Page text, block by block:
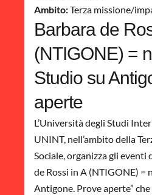
Ambito:Terza missione/
Barbara de
(NTIGONE) =
Studio su
aperte
L’Università degli Studi
UNINT, nell’ambito della
Sociale, organizza gli eventi
de Rossi in A (NTIGONE) =
Antigone. Prove aperte”